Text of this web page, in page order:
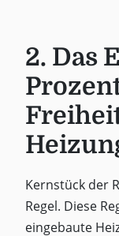
2. Das
Kernstück der
Regel. Diese
eingebaute